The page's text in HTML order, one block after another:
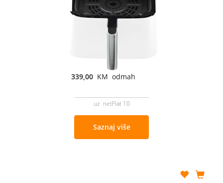
339,00 KM odmah
uz netFlat 10
Saznaj više